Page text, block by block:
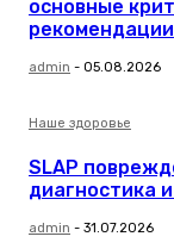
основные
рекомендации
admin - 05.08.2026
Наше здоровье
SLAP
диагностика
admin - 31.07.2026